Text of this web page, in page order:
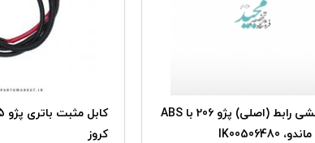
سیم کشی رابط (اصلی) پژو 206 با ABS
کروز